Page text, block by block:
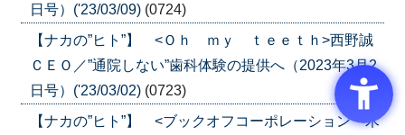
日号）('23/03/09) (0724)
【ナカの”ヒト”】 <Ｏｈ ｍｙ ｔｅｅｔｈ>西野誠
ＣＥＯ／”通院しない”歯科体験の提供へ（2023年3月2
日号）('23/03/02) (0723)
【ナカの”ヒト”】 <ブックオフコーポレーション 木